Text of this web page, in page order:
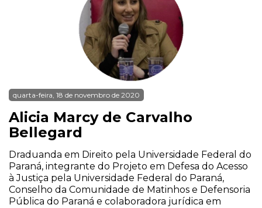
quarta-feira, 18 de novembro de 2020
Alicia Marcy de Carvalho
Bellegard
Draduanda em Direito pela Universidade Federal do
Paraná, integrante do Projeto em Defesa do Acesso
à Justiça pela Universidade Federal do Paraná,
Conselho da Comunidade de Matinhos e Defensoria
Pública do Paraná e colaboradora jurídica em